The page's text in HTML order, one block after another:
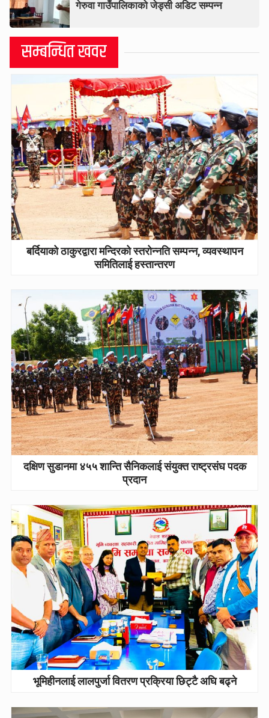
गेरुवा गाउँपालिकाको जेड्सी अडिट सम्पन्न
सम्बन्धित खवर
बर्दियाको ठाकुरद्वारा मन्दिरको स्तरोन्नति सम्पन्न, व्यवस्थापन
समितिलाई हस्तान्तरण
दक्षिण सुडानमा ४५५ शान्ति सैनिकलाई संयुक्त राष्ट्रसंघ पदक
प्रदान
भूमिहीनलाई लालपुर्जा वितरण प्रक्रिया छिट्टै अघि बढ्ने